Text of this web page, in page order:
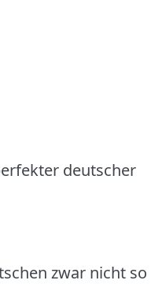
deutscher
zwar nicht so